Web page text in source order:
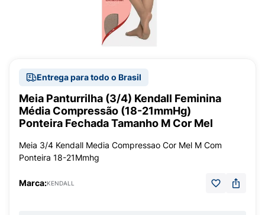
Entrega para todo o Brasil
Meia Panturrilha (3/4) Kendall Feminina
Média Compressão (18-21mmHg)
Ponteira Fechada Tamanho M Cor Mel
Meia 3/4 Kendall Media Compressao Cor Mel M Com
Ponteira 18-21Mmhg
Marca:KENDALL